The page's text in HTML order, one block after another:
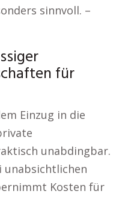
sinnvoll. –
für
Einzug in die
unabdingbar.
unabsichtlichen
Kosten für